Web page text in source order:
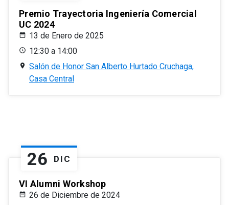
Premio Trayectoria Ingeniería Comercial
UC 2024
13 de Enero de 2025
12:30 a 14:00
Salón de Honor San Alberto Hurtado Cruchaga,
Casa Central
26 DIC
VI Alumni Workshop
26 de Diciembre de 2024